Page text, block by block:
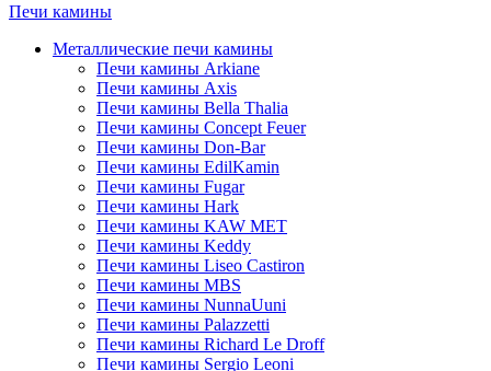
Печи камины
Металлические печи камины
Печи камины Arkiane
Печи камины Axis
Печи камины Bella Thalia
Печи камины Concept Feuer
Печи камины Don-Bar
Печи камины EdilKamin
Печи камины Fugar
Печи камины Hark
Печи камины KAW MET
Печи камины Keddy
Печи камины Liseo Castiron
Печи камины MBS
Печи камины NunnaUuni
Печи камины Palazzetti
Печи камины Richard Le Droff
Печи камины Sergio Leoni